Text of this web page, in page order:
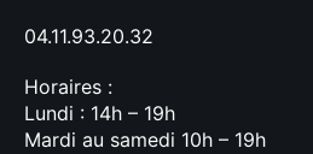
04.11.93.20.32
Horaires :
Lundi : 14h – 19h
Mardi au samedi 10h – 19h